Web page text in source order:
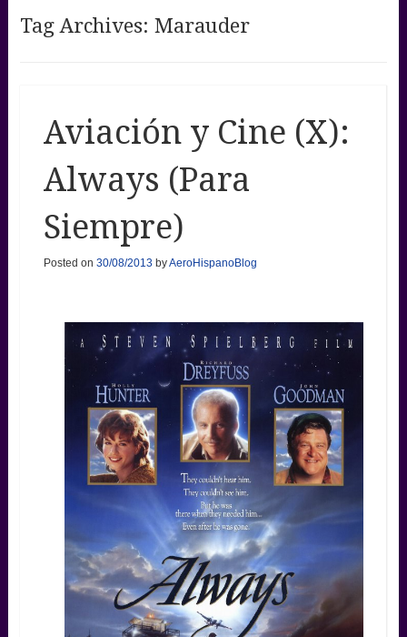
Tag Archives: Marauder
Aviación y Cine (X):
Always (Para
Siempre)
Posted on 30/08/2013 byAeroHispanoBlog